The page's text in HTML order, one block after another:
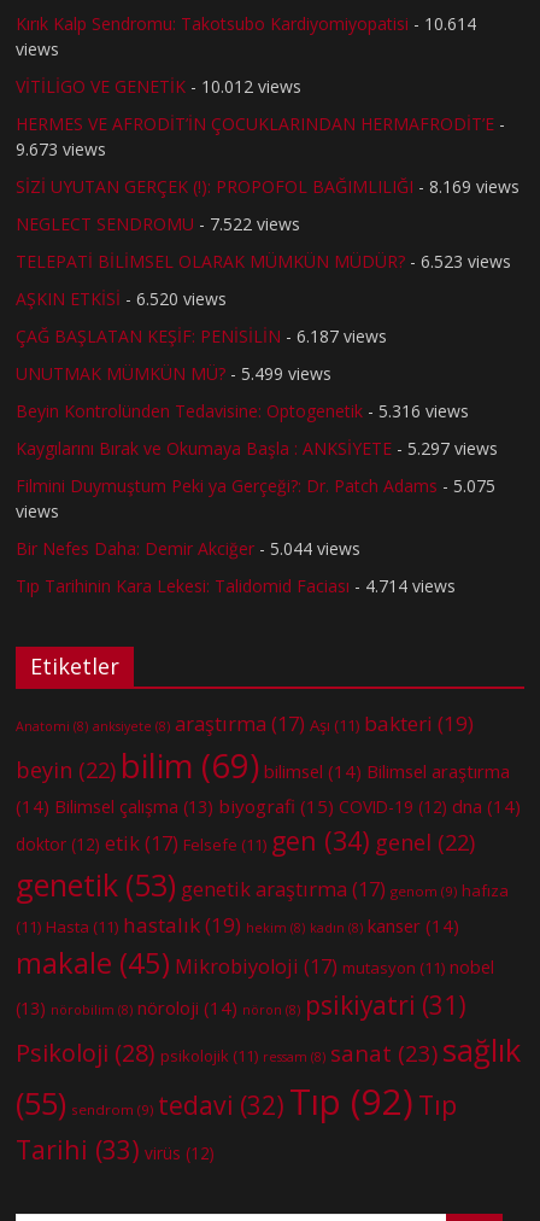
Kırık Kalp Sendromu: Takotsubo Kardiyomiyopatisi - 10.614
views
VİTİLİGO VE GENETİK - 10.012 views
HERMES VE AFRODİT’İN ÇOCUKLARINDAN HERMAFRODİT’E -
9.673 views
SİZİ UYUTAN GERÇEK (!): PROPOFOL BAĞIMLILIĞI - 8.169 views
NEGLECT SENDROMU - 7.522 views
TELEPATİ BİLİMSEL OLARAK MÜMKÜN MÜDÜR? - 6.523 views
AŞKIN ETKİSİ - 6.520 views
ÇAĞ BAŞLATAN KEŞİF: PENİSİLİN - 6.187 views
UNUTMAK MÜMKÜN MÜ? - 5.499 views
Beyin Kontrolünden Tedavisine: Optogenetik - 5.316 views
Kaygılarını Bırak ve Okumaya Başla : ANKSİYETE - 5.297 views
Filmini Duymuştum Peki ya Gerçeği?: Dr. Patch Adams - 5.075
views
Bir Nefes Daha: Demir Akciğer - 5.044 views
Tıp Tarihinin Kara Lekesi: Talidomid Faciası - 4.714 views
Etiketler
Anatomi (8) anksiyete (8) araştırma (17) Aşı (11) bakteri (19)
beyin (22) bilim (69) bilimsel (14) Bilimsel araştırma
(14) Bilimsel çalışma (13) biyografi (15) COVID-19 (12) dna (14)
doktor (12) etik(17) Felsefe (11) gen (34) genel (22)
genetik (53) genetik araştırma (17) genom (9) hafıza
(11) Hasta (11) hastalık(19) hekim (8) kadın (8) kanser (14)
makale (45) Mikrobiyoloji (17) mutasyon (11) nobel
(13) nörobilim (8) nöroloji (14) nöron (8) psikiyatri (31)
Psikoloji (28) psikolojik (11) ressam (8) sanat (23) sağlık
(55) sendrom (9) tedavi (32) Tıp (92) Tıp
Tarihi (33) virüs (12)